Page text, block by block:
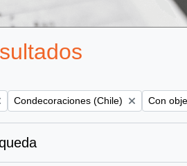
Remove filter:
Condecoraciones (Chile) Remove
Con